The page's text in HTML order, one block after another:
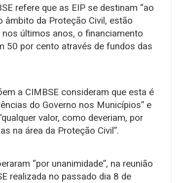
refere que as EIP se destinam “ao
âmbito da Proteção Civil, estão
últimos anos, o financiamento
50 por cento através de fundos das
a CIMBSE consideram que esta é
do Governo nos Municípios” e
valor, como deveriam, por
na área da Proteção Civil”.
“por unanimidade”, na reunião
realizada no passado dia 8 de